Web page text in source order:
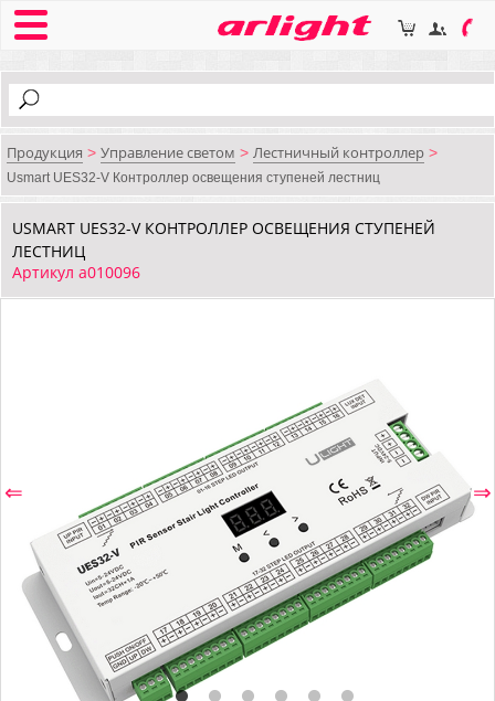
Продукция > Управление светом > Лестничный контроллер >
Usmart UES32-V Контроллер освещения ступеней лестниц
USMART UES32-V КОНТРОЛЛЕР ОСВЕЩЕНИЯ СТУПЕНЕЙ
ЛЕСТНИЦ
Артикул a010096
⇐ ⇒